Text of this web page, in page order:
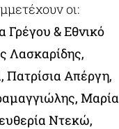
οι:
& Εθνικό
Λασκαρίδης,
Απέργη,
Μαρία
Ντεκώ,